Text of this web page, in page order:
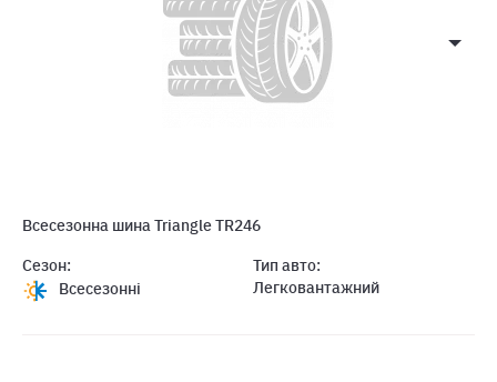
Всесезонна шина Triangle TR246
Сезон:
Всесезонні
Тип авто:
Легковантажний